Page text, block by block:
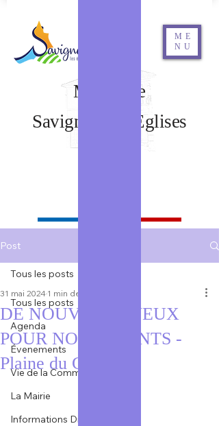
ME
NU
Savignac Les Eglises
Mairie de
Post
Tous les posts
Agenda
Évenements
Vie de la Commune
La Mairie
Informations Diverses
Tous les posts
DE NOUVEAUX JEUX
POUR NOS ENFANTS -
Plaine du Gué
31 mai 2024 1 min de lecture